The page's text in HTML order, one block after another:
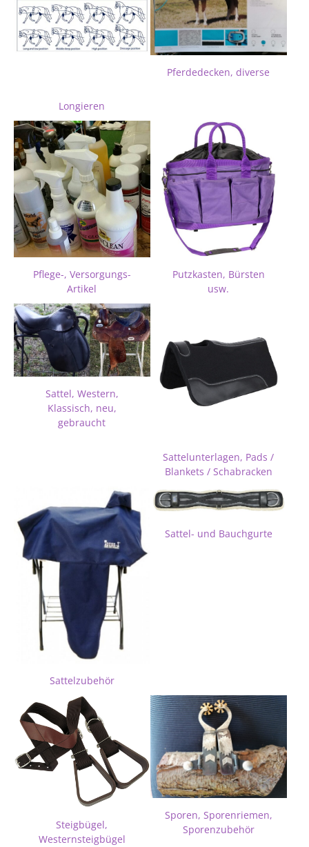
Longieren
Pferdedecken, diverse
Pflege-, Versorgungs-
Artikel
Putzkasten, Bürsten
usw.
Sattel, Western,
Klassisch, neu,
gebraucht
Sattelunterlagen, Pads /
Blankets / Schabracken
Sattelzubehör
Sattel- und Bauchgurte
Steigbügel,
Westernsteigbügel
Sporen, Sporenriemen,
Sporenzubehör